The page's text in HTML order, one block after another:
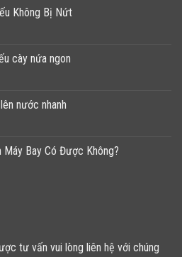
Không Bị Nứt
cày nứa ngon
nước nhanh
Máy Bay Có Được Không?
tư vấn vui lòng liên hệ với chúng